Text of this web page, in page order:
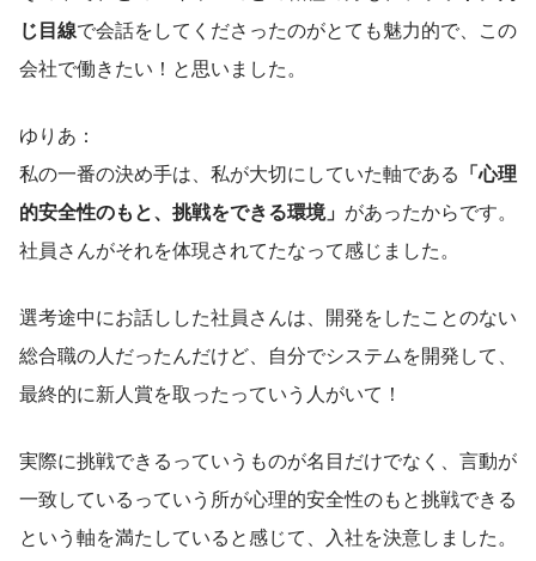
じ目線で会話をしてくださったのがとても魅力的で、この
会社で働きたい！と思いました。
ゆりあ：
私の一番の決め手は、私が大切にしていた軸である 「心理
的安全性のもと、挑戦をできる環境」 があったからです。
社員さんがそれを体現されてたなって感じました。
選考途中にお話しした社員さんは、開発をしたことのない
総合職の人だったんだけど、自分でシステムを開発して、
最終的に新人賞を取ったっていう人がいて！
実際に挑戦できるっていうものが名目だけでなく、言動が
一致しているっていう所が心理的安全性のもと挑戦できる
という軸を満たしていると感じて、入社を決意しました。